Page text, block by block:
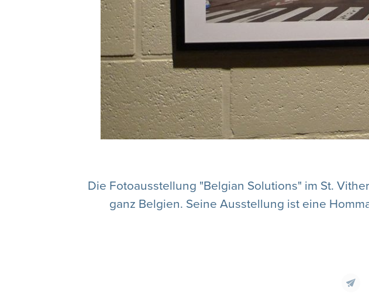
Die Fotoausstellung "Belgian Solutions" im St.
ganz Belgien. Seine Ausstellung ist eine